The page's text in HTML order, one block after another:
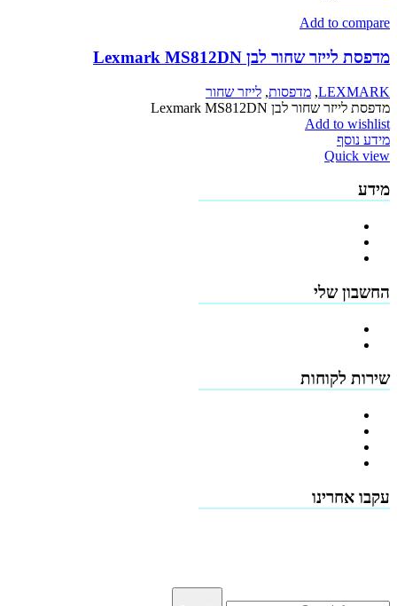
Add to compare
מדפסת לייזר שחור לבן Lexmark MS812DN
LEXMARK
, מדפסות, לייזר שחור
מדפסת לייזר שחור לבן Lexmark MS812DN
Add to wishlist
מידע נוסף
Quick view
מידע
החשבון שלי
שירות לקוחות
עקבו אחרינו